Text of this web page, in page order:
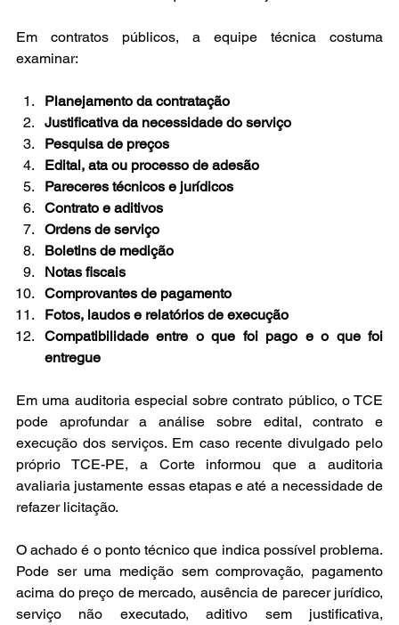
Em contratos públicos, a equipe técnica costuma
examinar:
Planejamento da contratação
Justificativa da necessidade do serviço
Pesquisa de preços
Edital, ata ou processo de adesão
Pareceres técnicos e jurídicos
Contrato e aditivos
Ordens de serviço
Boletins de medição
Notas fiscais
Comprovantes de pagamento
Fotos, laudos e relatórios de execução
Compatibilidade entre o que foi pago e o que foi
entregue
Em uma auditoria especial sobre contrato público, o TCE
pode aprofundar a análise sobre edital, contrato e
execução dos serviços. Em caso recente divulgado pelo
próprio TCE-PE, a Corte informou que a auditoria
avaliaria justamente essas etapas e até a necessidade de
refazer licitação.
O achado é o ponto técnico que indica possível problema.
Pode ser uma medição sem comprovação, pagamento
acima do preço de mercado, ausência de parecer jurídico,
serviço não executado, aditivo sem justificativa,